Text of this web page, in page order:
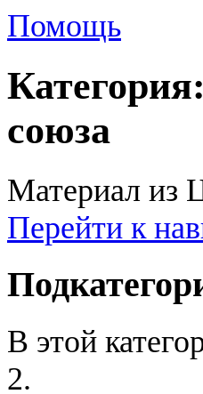
Помощь
Категория:
союза
Материал из
Перейти к
В этой
2.